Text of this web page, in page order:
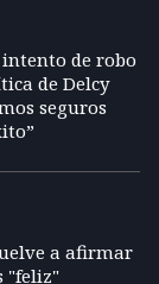
de robo
de Delcy
seguros
a afirmar
"feliz"